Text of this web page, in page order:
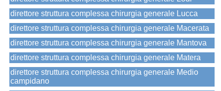
direttore struttura complessa chirurgia generale Lucca
direttore struttura complessa chirurgia generale Macerata
direttore struttura complessa chirurgia generale Mantova
direttore struttura complessa chirurgia generale Matera
direttore struttura complessa chirurgia generale Medio
campidano